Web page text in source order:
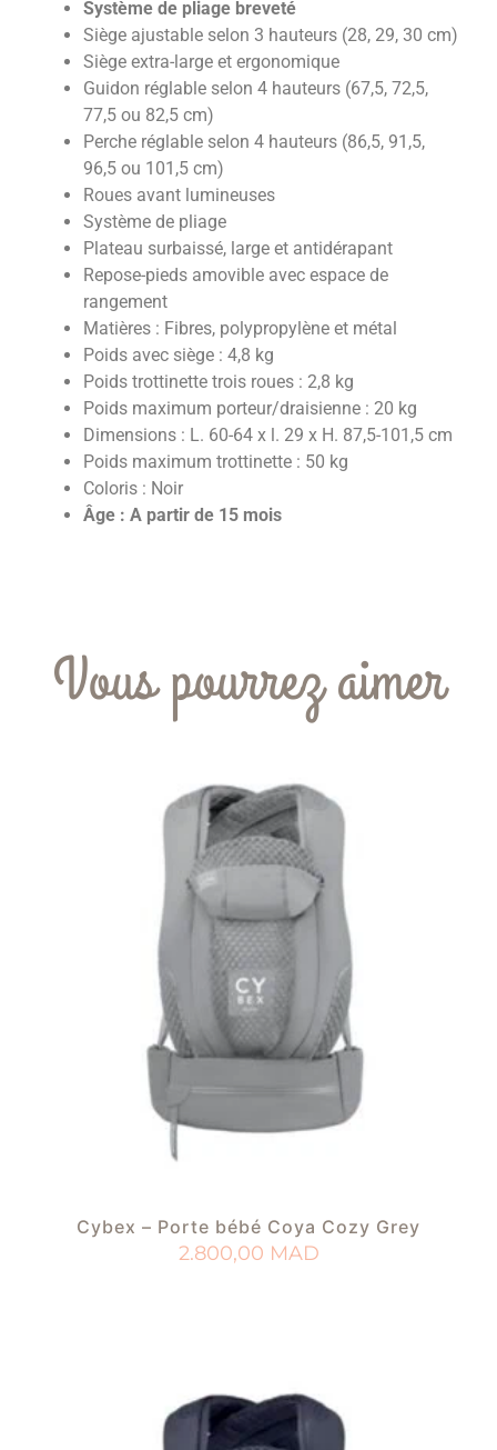
Système de pliage breveté
Siège ajustable selon 3 hauteurs (28, 29, 30 cm)
Siège extra-large et ergonomique
Guidon réglable selon 4 hauteurs (67,5, 72,5,
77,5 ou 82,5 cm)
Perche réglable selon 4 hauteurs (86,5, 91,5,
96,5 ou 101,5 cm)
Roues avant lumineuses
Système de pliage
Plateau surbaissé, large et antidérapant
Repose-pieds amovible avec espace de
rangement
Matières : Fibres, polypropylène et métal
Poids avec siège : 4,8 kg
Poids trottinette trois roues : 2,8 kg
Poids maximum porteur/draisienne : 20 kg
Dimensions : L. 60-64 x l. 29 x H. 87,5-101,5 cm
Poids maximum trottinette : 50 kg
Coloris : Noir
Âge : A partir de 15 mois
Vous pourrez aimer
Cybex – Porte bébé Coya Cozy Grey
2.800,00 MAD